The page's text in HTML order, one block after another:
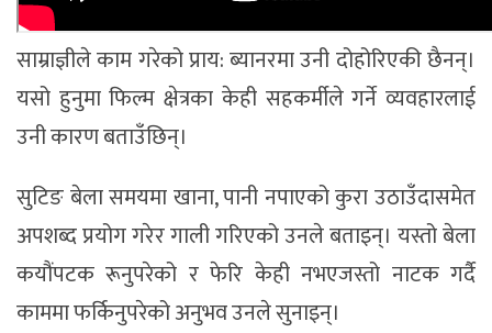
साम्राज्ञीले काम गरेको प्राय: ब्यानरमा उनी दोहोरिएकी छैनन्।
यसो हुनुमा फिल्म क्षेत्रका केही सहकर्मीले गर्ने व्यवहारलाई
उनी कारण बताउँछिन्।
सुटिङ बेला समयमा खाना, पानी नपाएको कुरा उठाउँदासमेत
अपशब्द प्रयोग गरेर गाली गरिएको उनले बताइन्। यस्तो बेला
कयौंपटक रूनुपरेको र फेरि केही नभएजस्तो नाटक गर्दै
काममा फर्किनुपरेको अनुभव उनले सुनाइन्।